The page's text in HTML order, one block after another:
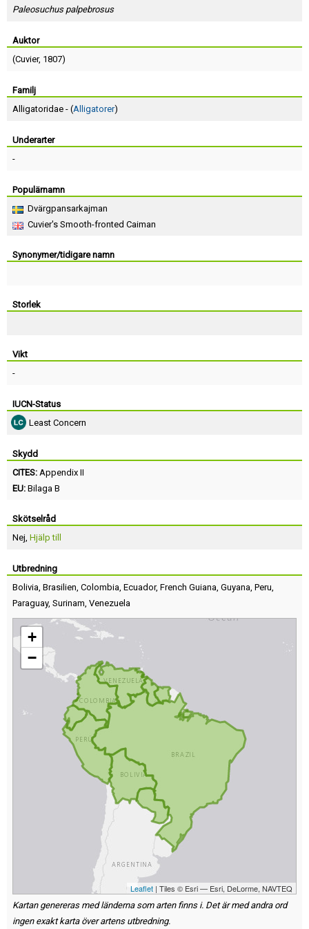
Paleosuchus palpebrosus
Auktor
(Cuvier, 1807)
Familj
Alligatoridae - (Alligatorer)
Underarter
-
Populärnamn
Dvärgpansarkajman
Cuvier's Smooth-fronted Caiman
Synonymer/tidigare namn
Storlek
Vikt
-
IUCN-Status
Least Concern
Skydd
CITES: Appendix II
EU: Bilaga B
Skötselråd
Nej, Hjälp till
Utbredning
Bolivia, Brasilien, Colombia, Ecuador, French Guiana, Guyana, Peru,
Paraguay, Surinam, Venezuela
+
−
Leaflet | Tiles © Esri — Esri, DeLorme, NAVTEQ
Kartan genereras med länderna som arten finns i. Det är med andra ord
ingen exakt karta över artens utbredning.